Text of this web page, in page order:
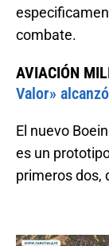
combate.
AVIACIÓN
Valor»
El nuevo
es un
primeros dos,